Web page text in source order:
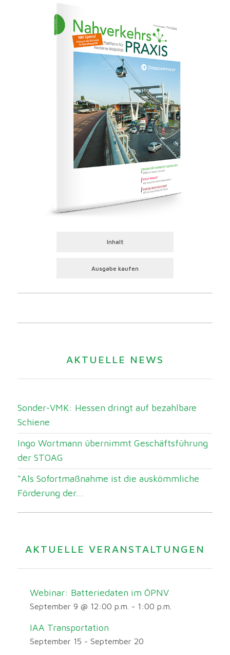
Inhalt
Ausgabe kaufen
AKTUELLE NEWS
Sonder-VMK: Hessen dringt auf bezahlbare
Schiene
Ingo Wortmann übernimmt Geschäftsführung
der STOAG
“Als Sofortmaßnahme ist die auskömmliche
Förderung der...
AKTUELLE VERANSTALTUNGEN
Webinar: Batteriedaten im ÖPNV
September 9 @ 12:00 p.m. - 1:00 p.m.
IAA Transportation
September 15 - September 20